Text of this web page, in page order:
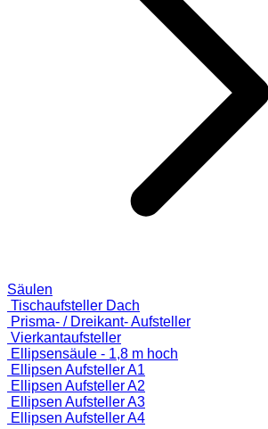
Säulen
Tischaufsteller Dach
Prisma- / Dreikant- Aufsteller
Vierkantaufsteller
Ellipsensäule - 1,8 m hoch
Ellipsen Aufsteller A1
Ellipsen Aufsteller A2
Ellipsen Aufsteller A3
Ellipsen Aufsteller A4